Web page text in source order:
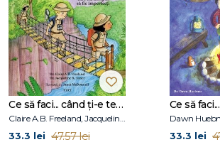
și a desenat și pictat toată viața. În 1983,
câștigat concursul de cărți ilustrate al
Agaton Öman și Alfabet. În cartea
de clătite),au prins viață Pettson și Findus.
concepută ca o serie, dar bătrânul și
unele dintre cele mai populare personaje
Nordqvist este cunoscut pentru stilul său
detaliat și pentru umorul fin al poveștilor
combinația dintre text și ilustrație,
Ce să faci... când ți-e teamă de greșeli. Ghid pentru copiii care nu acceptă să fie imperfecți
Claire A.B. Freeland, Jacqueline B. Toner, Janet McDonnell
33.3 lei 47.57 lei 33.3 lei